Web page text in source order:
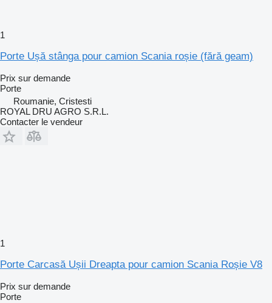
1
Porte Ușă stânga pour camion Scania roșie (fără geam)
Prix sur demande
Porte
Roumanie, Cristesti
ROYAL DRU AGRO S.R.L.
Contacter le vendeur
1
Porte Carcasă Ușii Dreapta pour camion Scania Roșie V8
Prix sur demande
Porte